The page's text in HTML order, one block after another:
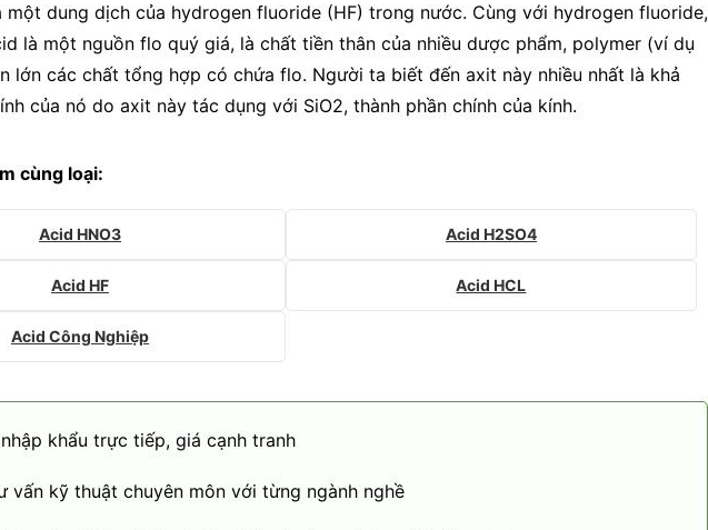
dung dịch của hydrogen fluoride (HF) trong nước. Cùng với hydrogen fluoride,
là một nguồn flo quý giá, là chất tiền thân của nhiều dược phẩm, polymer (ví dụ
lớn các chất tổng hợp có chứa flo. Người ta biết đến axit này nhiều nhất là khả
của nó do axit này tác dụng với SiO2, thành phần chính của kính.
cùng loại:
Acid HNO3 Acid H2SO4
Acid HF Acid HCL
Acid Công Nghiệp
khẩu trực tiếp, giá cạnh tranh
vấn kỹ thuật chuyên môn với từng ngành nghề